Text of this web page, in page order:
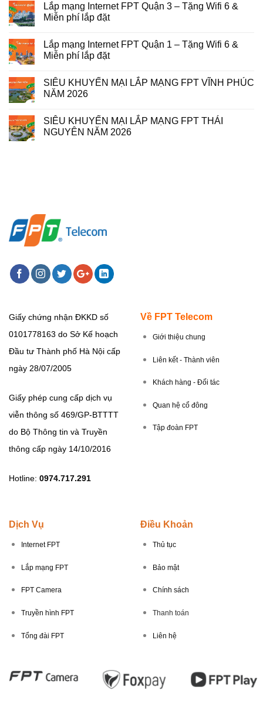
Lắp mạng Internet FPT Quận 3 – Tặng Wifi 6 &
Miễn phí lắp đặt
Lắp mạng Internet FPT Quận 1 – Tặng Wifi 6 &
Miễn phí lắp đặt
SIÊU KHUYẾN MẠI LẮP MẠNG FPT VĨNH PHÚC
NĂM 2026
SIÊU KHUYẾN MẠI LẮP MẠNG FPT THÁI
NGUYÊN NĂM 2026
Giấy chứng nhận ĐKKD số
0101778163 do Sở Kế hoạch
Đầu tư Thành phố Hà Nội cấp
ngày 28/07/2005
Giấy phép cung cấp dịch vụ
viễn thông số 469/GP-BTTTT
do Bộ Thông tin và Truyền
thông cấp ngày 14/10/2016
Hotline: 0974.717.291
Về FPT Telecom
Giới thiệu chung
Liên kết - Thành viên
Khách hàng - Đối tác
Quan hệ cổ đông
Tập đoàn FPT
Dịch Vụ
Internet FPT
Lắp mạng FPT
FPT Camera
Truyền hình FPT
Tổng đài FPT
Điều Khoản
Thủ tục
Bảo mật
Chính sách
Thanh toán
Liên hệ